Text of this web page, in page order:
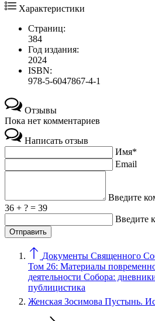
Характеристики
Страниц:
384
Год издания:
2024
ISBN:
978-5-6047867-4-1
Отзывы
Пока нет комментариев
Написать отзыв
Имя*
Email
Введите
36 + ? = 39
Введите
Документы Священного
Том 26: Материалы
деятельности Собора:
публицистика
Женская Зосимова Пустынь.